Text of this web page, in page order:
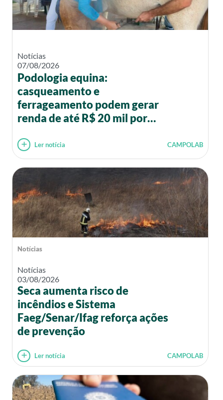
Notícias
07/08/2026
Podologia equina:
casqueamento e
ferrageamento podem gerar
renda de até R$ 20 mil por
Ler notícia CAMPOLAB
Notícias
Notícias
03/08/2026
Seca aumenta risco de
incêndios e Sistema
Faeg/Senar/Ifag reforça ações
de prevenção
Ler notícia CAMPOLAB